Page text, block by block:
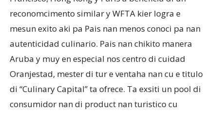
reconomcimento similar y WFTA kier logra e
mesun exito aki pa Pais nan menos conoci pa nan
autenticidad culinario. Pais nan chikito manera
Aruba y muy en especial nos centro di cuidad
Oranjestad, mester di tur e ventaha nan cu e titulo
di “Culinary Capital” ta ofrece. Ta exsiti un pool di
consumidor nan di product nan turistico cu